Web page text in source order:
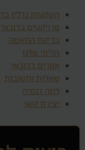
השקעות נדל״ן
פרויקטים בדובאי
בדיקת התאמה
הליווי שלנו
אזורים בדובאי
שאלות ותשובות
למה דנסיה
יצירת קשר